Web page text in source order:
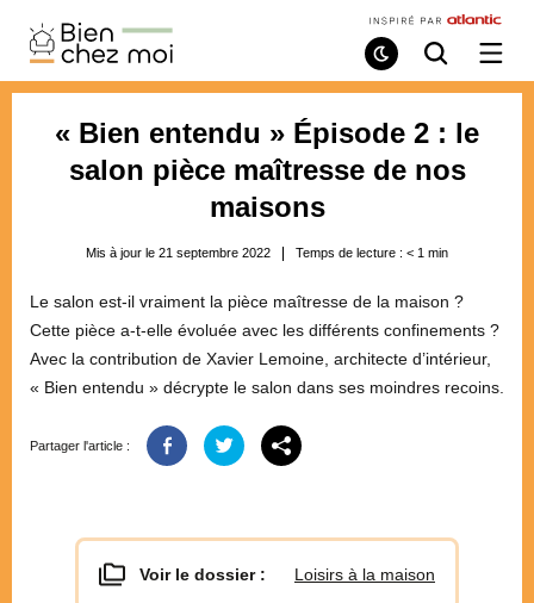
Bien
Chez
Moi
Mode
de
Recherche
/
« Bien entendu » Épisode 2 : le
salon pièce maîtresse de nos
maisons
Mis à jour le 21 septembre 2022 Temps de lecture : < 1 min
Le salon est-il vraiment la pièce maîtresse de la maison ?
Cette pièce a-t-elle évoluée avec les différents confinements ?
Avec la contribution de Xavier Lemoine, architecte d’intérieur,
« Bien entendu » décrypte le salon dans ses moindres recoins.
Partager l'article :
Voir le dossier : Loisirs à la maison